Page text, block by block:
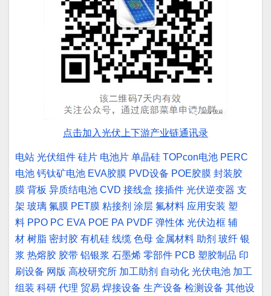
点击加入光伏上下游产业链通讯录
电站 光伏组件 硅片 电池片 单晶硅 TOPcon电池 PERC
电池 钙钛矿电池 EVA胶膜 PVD设备 POE胶膜 封装胶
膜 背板 异质结电池 CVD 接线盒 接插件 光伏逆变器 支
架 玻璃 氟膜 PET膜 粘接剂 涂层 氟材料 应用安装 塑
料 PPO PC EVA POE PA PVDF 弹性体 光伏边框 辅
材 树脂 密封胶 有机硅 线缆 色母 金属材料 助剂 玻纤 银
浆 热熔胶 胶带 铝银浆 石墨烯 零部件 PCB 塑胶制品 印
刷设备 网版 高校研究所 加工助剂 自动化 光伏电池 加工
组装 科研 代理 贸易 焊接设备 生产设备 检测设备 其他设